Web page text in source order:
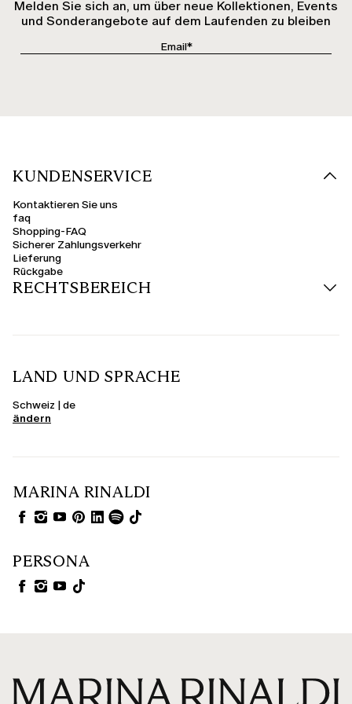
Melden Sie sich an, um über neue Kollektionen, Events
und Sonderangebote auf dem Laufenden zu bleiben
KUNDENSERVICE
Kontaktieren Sie uns
faq
Shopping-FAQ
Sicherer Zahlungsverkehr
Lieferung
Rückgabe
RECHTSBEREICH
LAND UND SPRACHE
Schweiz | de
ändern
MARINA RINALDI
PERSONA